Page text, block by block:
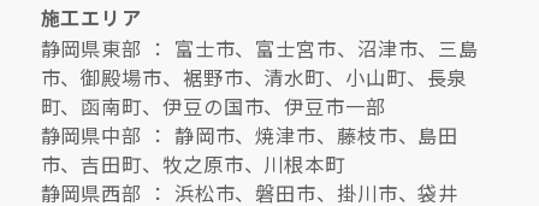
施工エリア
静岡県東部 ： 富士市、富士宮市、沼津市、三島
市、御殿場市、裾野市、清水町、小山町、長泉
町、函南町、伊豆の国市、伊豆市一部
静岡県中部 ： 静岡市、焼津市、藤枝市、島田
市、吉田町、牧之原市、川根本町
静岡県西部 ： 浜松市、磐田市、掛川市、袋井